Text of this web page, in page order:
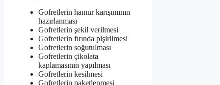
Gofretlerin hamur karışımının
hazırlanması
Gofretlerin şekil verilmesi
Gofretlerin fırında pişirilmesi
Gofretlerin soğutulması
Gofretlerin çikolata
kaplamasının yapılması
Gofretlerin kesilmesi
Gofretlerin paketlenmesi